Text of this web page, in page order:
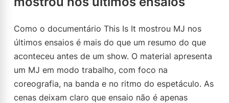
Como o documentário This Is It mostrou MJ nos
últimos ensaios é mais do que um resumo do que
aconteceu antes de um show. O material apresenta
um MJ em modo trabalho, com foco na
coreografia, na banda e no ritmo do espetáculo. As
cenas deixam claro que ensaio não é apenas